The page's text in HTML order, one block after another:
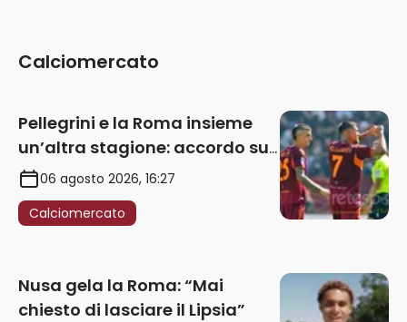
Calciomercato
Pellegrini e la Roma insieme
un’altra stagione: accordo sul
rinnovo annuale
06 agosto 2026, 16:27
Calciomercato
Nusa gela la Roma: “Mai
chiesto di lasciare il Lipsia”